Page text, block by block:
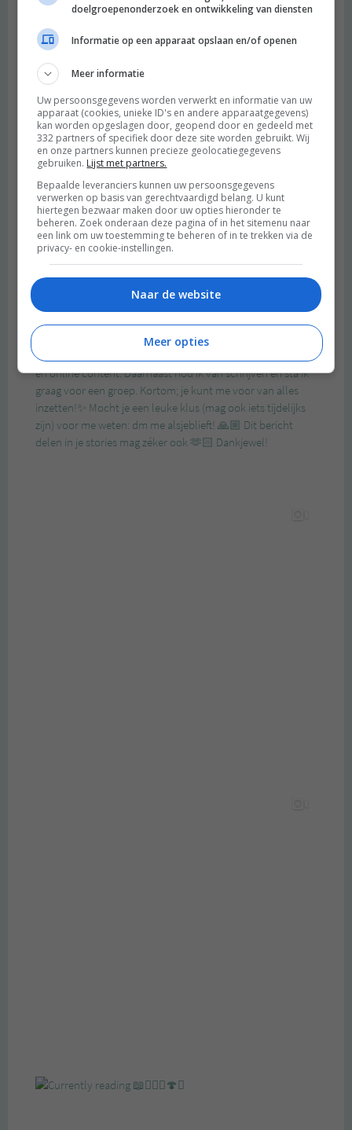
doelgroepenonderzoek en ontwikkeling van diensten
Informatie op een apparaat opslaan en/of openen
Meer informatie
Uw persoonsgegevens worden verwerkt en informatie van uw
apparaat (cookies, unieke ID's en andere apparaatgegevens)
kan worden opgeslagen door, geopend door en gedeeld met
332 partners of specifiek door deze site worden gebruikt. Wij
en onze partners kunnen precieze geolocatiegegevens
gebruiken. Lijst met partners.
Bepaalde leveranciers kunnen uw persoonsgegevens
verwerken op basis van gerechtvaardigd belang. U kunt
hiertegen bezwaar maken door uw opties hieronder te
beheren. Zoek onderaan deze pagina of in het sitemenu naar
een link om uw toestemming te beheren of in te trekken via de
privacy- en cookie-instellingen.
Naar de website
Meer opties